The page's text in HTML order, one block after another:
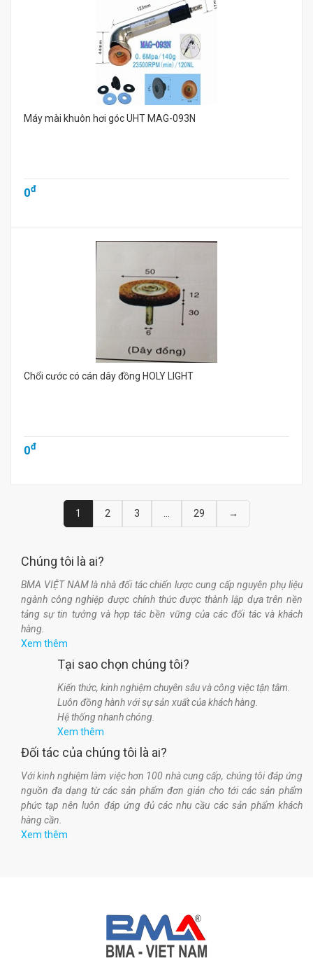
Máy mài khuôn hơi góc UHT MAG-093N
0đ
Chổi cước có cán dây đồng HOLY LIGHT
0đ
1 2 3 29 →
Chúng tôi là ai?
BMA VIỆT NAM là nhà đối tác chiến lược cung cấp nguyên phụ liệu
ngành công nghiệp được chính thức được thành lập dựa trên nền
tảng sự tin tưởng và hợp tác bền vững của các đối tác và khách
hàng.
Xem thêm
Tại sao chọn chúng tôi?
Kiến thức, kinh nghiệm chuyên sâu và công việc tận tâm.
Luôn đồng hành với sự sản xuất của khách hàng.
Hệ thống nhanh chóng.
Xem thêm
Đối tác của chúng tôi là ai?
Với kinh nghiệm làm việc hơn 100 nhà cung cấp, chúng tôi đáp ứng
nguồn đa dạng từ các sản phẩm đơn giản cho tới các sản phẩm
phức tạp nên luôn đáp ứng đủ các nhu cầu các sản phẩm khách
hàng cần.
Xem thêm